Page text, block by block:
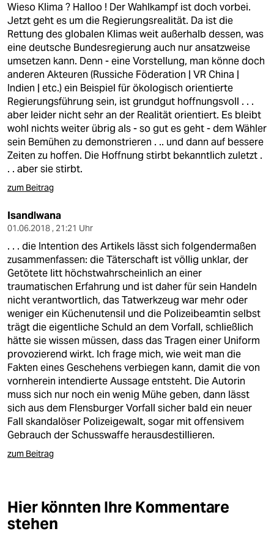
Wieso Klima ? Halloo ! Der Wahlkampf ist doch vorbei.
Jetzt geht es um die Regierungsrealität. Da ist die
Rettung des globalen Klimas weit außerhalb dessen, was
eine deutsche Bundesregierung auch nur ansatzweise
umsetzen kann. Denn - eine Vorstellung, man könne doch
anderen Akteuren (Russiche Föderation | VR China |
Indien | etc.) ein Beispiel für ökologisch orientierte
Regierungsführung sein, ist grundgut hoffnungsvoll . . .
aber leider nicht sehr an der Realität orientiert. Es bleibt
wohl nichts weiter übrig als - so gut es geht - dem Wähler
sein Bemühen zu demonstrieren . .. und dann auf bessere
Zeiten zu hoffen. Die Hoffnung stirbt bekanntlich zuletzt .
. . aber sie stirbt.
zum Beitrag
Isandlwana
01.06.2018 , 21:21 Uhr
. . . die Intention des Artikels lässt sich folgendermaßen
zusammenfassen: die Täterschaft ist völlig unklar, der
Getötete litt höchstwahrscheinlich an einer
traumatischen Erfahrung und ist daher für sein Handeln
nicht verantwortlich, das Tatwerkzeug war mehr oder
weniger ein Küchenutensil und die Polizeibeamtin selbst
trägt die eigentliche Schuld an dem Vorfall, schließlich
hätte sie wissen müssen, dass das Tragen einer Uniform
provozierend wirkt. Ich frage mich, wie weit man die
Fakten eines Geschehens verbiegen kann, damit die von
vornherein intendierte Aussage entsteht. Die Autorin
muss sich nur noch ein wenig Mühe geben, dann lässt
sich aus dem Flensburger Vorfall sicher bald ein neuer
Fall skandalöser Polizeigewalt, sogar mit offensivem
Gebrauch der Schusswaffe herausdestillieren.
zum Beitrag
Hier könnten Ihre Kommentare
stehen